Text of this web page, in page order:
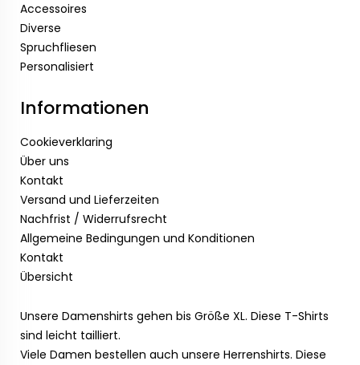
Accessoires
Diverse
Spruchfliesen
Personalisiert
Informationen
Cookieverklaring
Über uns
Kontakt
Versand und Lieferzeiten
Nachfrist / Widerrufsrecht
Allgemeine Bedingungen und Konditionen
Kontakt
Übersicht
Unsere Damenshirts gehen bis Größe XL. Diese T-Shirts
sind leicht tailliert.
Viele Damen bestellen auch unsere Herrenshirts. Diese